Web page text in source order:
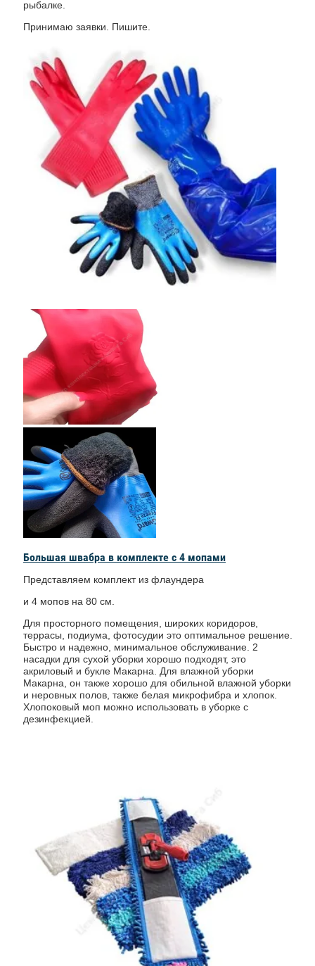
рыбалке.
Принимаю заявки. Пишите.
Большая швабра в комплекте с 4 мопами
Представляем комплект из флаундера
и 4 мопов на 80 см.
Для просторного помещения, широких коридоров,
террасы, подиума, фотосудии это оптимальное решение.
Быстро и надежно, минимальное обслуживание. 2
насадки для сухой уборки хорошо подходят, это
акриловый и букле Макарна. Для влажной уборки
Макарна, он также хорошо для обильной влажной уборки
и неровных полов, также белая микрофибра и хлопок.
Хлопоковый моп можно использовать в уборке с
дезинфекцией.